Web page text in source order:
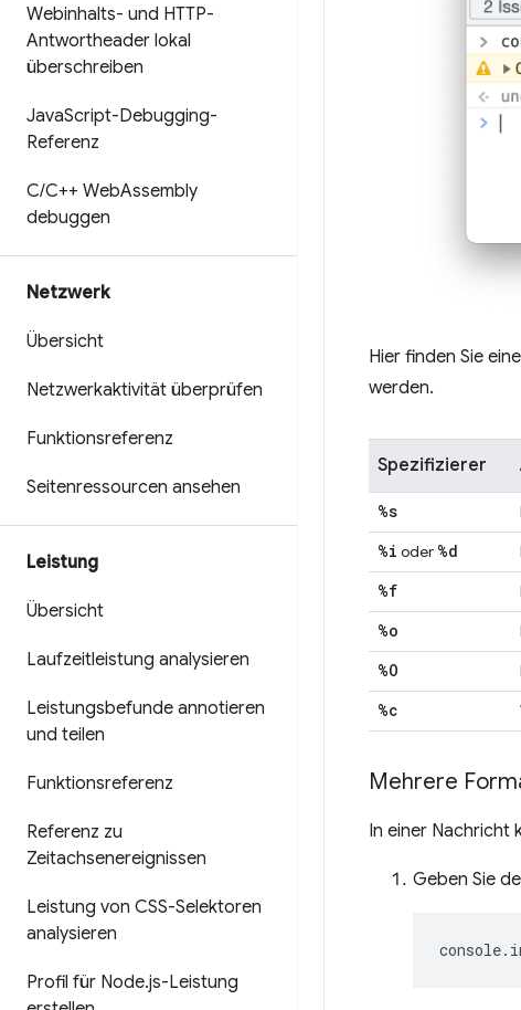
Webinhalts- und HTTP-
Antwortheader lokal
überschreiben
JavaScript-Debugging-
Referenz
C/C++ WebAssembly
debuggen
Netzwerk
Übersicht
Netzwerkaktivität überprüfen
Funktionsreferenz
Seitenressourcen ansehen
Leistung
Übersicht
Laufzeitleistung analysieren
Leistungsbefunde annotieren
und teilen
Funktionsreferenz
Referenz zu
Zeitachsenereignissen
Leistung von CSS-Selektoren
analysieren
Profil für Node.js-Leistung
Hier finden Sie
werden.
Spezifizierer
%s
%i oder %d
%f
%o
%O
%c
Mehrere
In einer Nachricht
Geben Sie
console.